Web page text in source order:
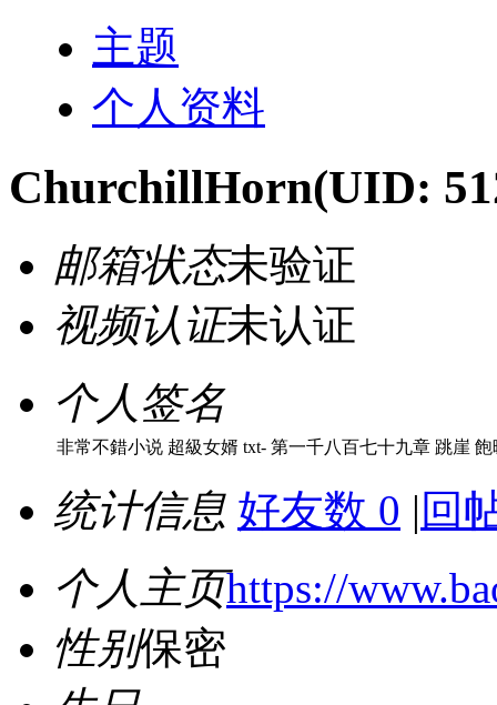
主题
个人资料
ChurchillHorn(UID:
邮箱状态未验证
视频认证未认证
个人签名
非常不錯小说 超級女婿 txt- 第一千八百七十九章 跳崖
统计信息 好友数 0 | 回
个人主页https://
性别保密